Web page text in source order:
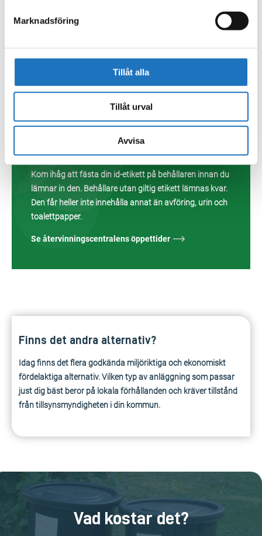
Marknadsföring
Tillåt alla
Tillåt urval
Avvisa
innan aktuellt hämtningstillfälle för att beställa
hämtning. Säsongens hämtningstillfällen hittar du i det
latrinetiketterna till din folkbokföringsadress.
Lämning av latrinbehållare
Kom ihåg att fästa din id-etikett på behållaren innan du
lämnar in den. Behållare utan giltig etikett lämnas kvar.
Den får heller inte innehålla annat än avföring, urin och
toalettpapper.
Se återvinningscentralens öppettider
Finns det andra alternativ?
Idag finns det flera godkända miljöriktiga och ekonomiskt
fördelaktiga alternativ. Vilken typ av anläggning som passar
just dig bäst beror på lokala förhållanden och kräver tillstånd
från tillsynsmyndigheten i din kommun.
Vad kostar det?